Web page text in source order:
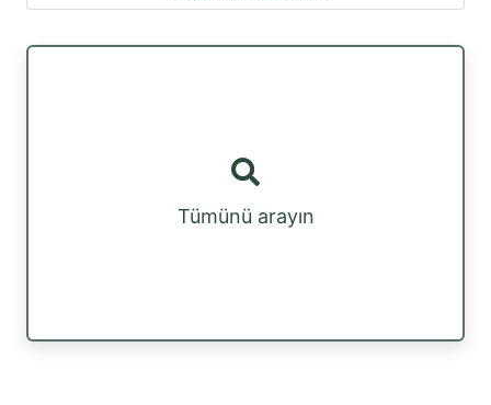
Tümünü arayın